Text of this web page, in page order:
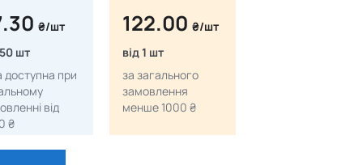
₴/шт
шт
доступна при
від
₴
122.00₴/шт
від 1 шт
за загального
замовлення
менше 1000 ₴